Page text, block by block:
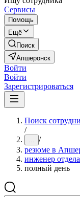
Сервисы
Помощь
Ещё
Поиск
Апшеронск
Войти
Войти
Зарегистрироваться
Поиск
/
... /
резюме в
инженер
полный день